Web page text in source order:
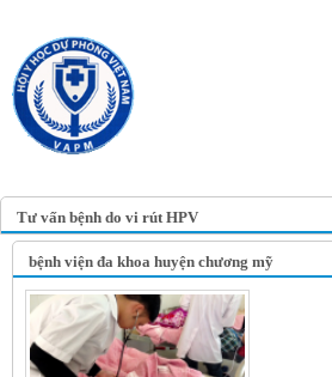
Tư vấn bệnh do vi rút HPV
bệnh viện đa khoa huyện chương mỹ